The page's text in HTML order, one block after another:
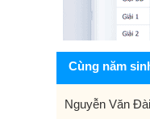
Cùng năm
Nguyễn Văn Đài